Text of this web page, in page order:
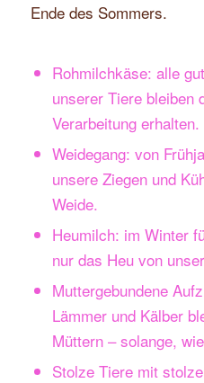
Ende des Sommers.
Rohmilchkäse: alle
unserer Tiere bleiben
Verarbeitung erhalten.
Weidegang: von
unsere Ziegen und
Weide.
Heumilch: im Winter
nur das Heu von
Muttergebundene
Lämmer und Kälber
Müttern – solange,
Stolze Tiere mit